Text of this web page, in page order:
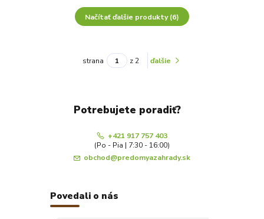
Načítať ďalšie produkty (6)
strana z 2 ďalšie
Potrebujete poradiť?
+421 917 757 403
(Po - Pia | 7:30 - 16:00)
obchod@predomyazahrady.sk
Povedali o nás